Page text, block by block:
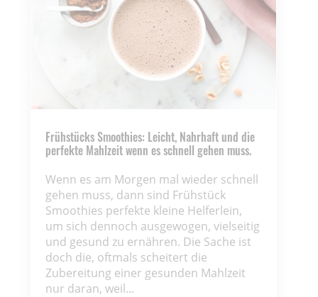
Frühstücks Smoothies: Leicht, Nahrhaft und die
perfekte Mahlzeit wenn es schnell gehen muss.
Wenn es am Morgen mal wieder schnell
gehen muss, dann sind Frühstück
Smoothies perfekte kleine Helferlein,
um sich dennoch ausgewogen, vielseitig
und gesund zu ernähren. Die Sache ist
doch die, oftmals scheitert die
Zubereitung einer gesunden Mahlzeit
nur daran, weil...